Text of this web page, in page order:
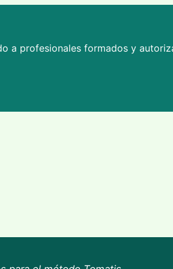
a profesionales formados y